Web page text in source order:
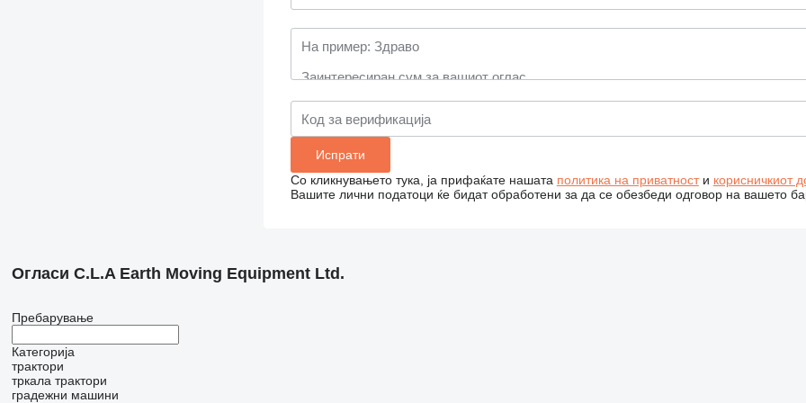
Со кликнувањето тука, ја прифаќате нашата политика на приватности корисничкиот
Вашите лични податоци ќе бидат обработени за да се обезбеди одговор на вашето
Огласи C.L.A Earth Moving Equipment Ltd.
Пребарување
Категорија
трактори
тркала трактори
градежни машини